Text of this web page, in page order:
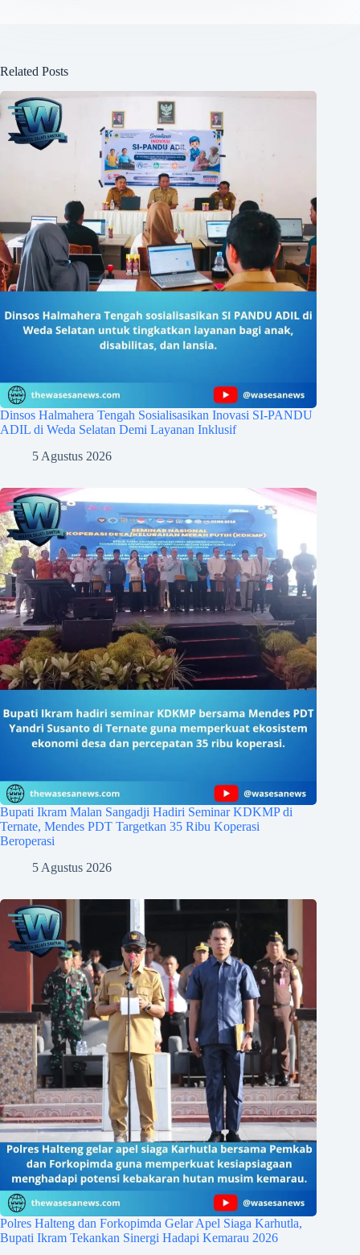
Related Posts
Dinsos Halmahera Tengah Sosialisasikan Inovasi SI-PANDU
ADIL di Weda Selatan Demi Layanan Inklusif
5 Agustus 2026
Bupati Ikram Malan Sangadji Hadiri Seminar KDKMP di
Ternate, Mendes PDT Targetkan 35 Ribu Koperasi
Beroperasi
5 Agustus 2026
Polres Halteng dan Forkopimda Gelar Apel Siaga Karhutla,
Bupati Ikram Tekankan Sinergi Hadapi Kemarau 2026